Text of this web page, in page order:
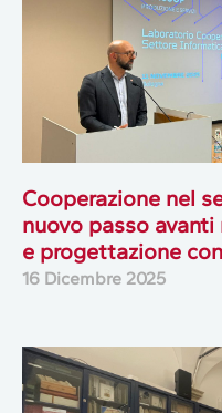
Cooperazione nel
nuovo passo
e progettazione
16 Dicembre 2025